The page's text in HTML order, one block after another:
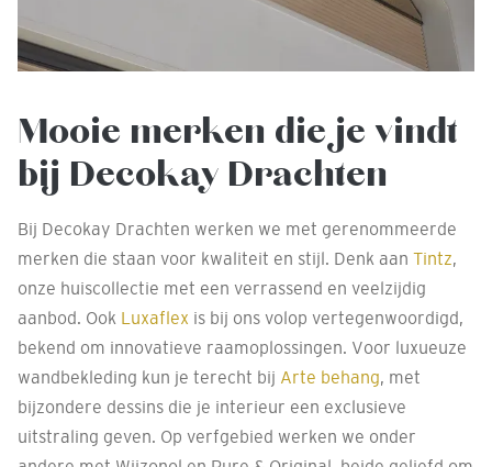
Mooie merken die je vindt
bij Decokay Drachten
Bij Decokay Drachten werken we met gerenommeerde
merken die staan voor kwaliteit en stijl. Denk aan Tintz,
onze huiscollectie met een verrassend en veelzijdig
aanbod. Ook Luxaflex is bij ons volop vertegenwoordigd,
bekend om innovatieve raamoplossingen. Voor luxueuze
wandbekleding kun je terecht bij Arte behang, met
bijzondere dessins die je interieur een exclusieve
uitstraling geven. Op verfgebied werken we onder